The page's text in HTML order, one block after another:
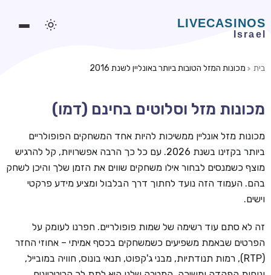
משחקים חינמיים
סלוטים אונליין
מדריכי קזינו
מונדיאל 2026 הימורים
בלאקג'ק אונליין
בקרה אונליין
וידאו פוקר
בונוסים בקזינו אונליין
בית מכונות המזל הטובות ביותר באונליין לשנת 2016
מכונות מזל וסלוטים בחינם (דמו)
מכונות מזל אונליין ממשיכות להיות אחד המשחקים הפופולריים
ביותר בקזינו בשנת 2026. עם כל כך הרבה אפשרויות, קל להרגיש
מוצף כשמנסים לבחור אילו משחקים שווים את הזמן שלך והיכן לשחק
בהם. העמוד הזה נועד לחתוך דרך הבלבול ומציע מידע פרקטי
וישים.
זה לא סתם עוד רשימה של שמות פופולריים. חפרנו לעומק על
הפרטים שבאמת משפיעים כשמשחקים בכסף אמיתי – אחוזי החזר
(RTP), רמות תנודתיות, מבני ג'קפוט, תנאי בונוס, חוויה במובייל,